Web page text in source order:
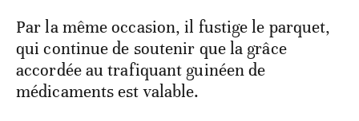
Par la même occasion, il fustige le parquet,
qui continue de soutenir que la grâce
accordée au trafiquant guinéen de
médicaments est valable.